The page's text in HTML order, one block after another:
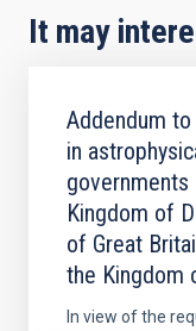
It may
Addendum
in
Kingdom of
of Great
the Kingdom
In view of the